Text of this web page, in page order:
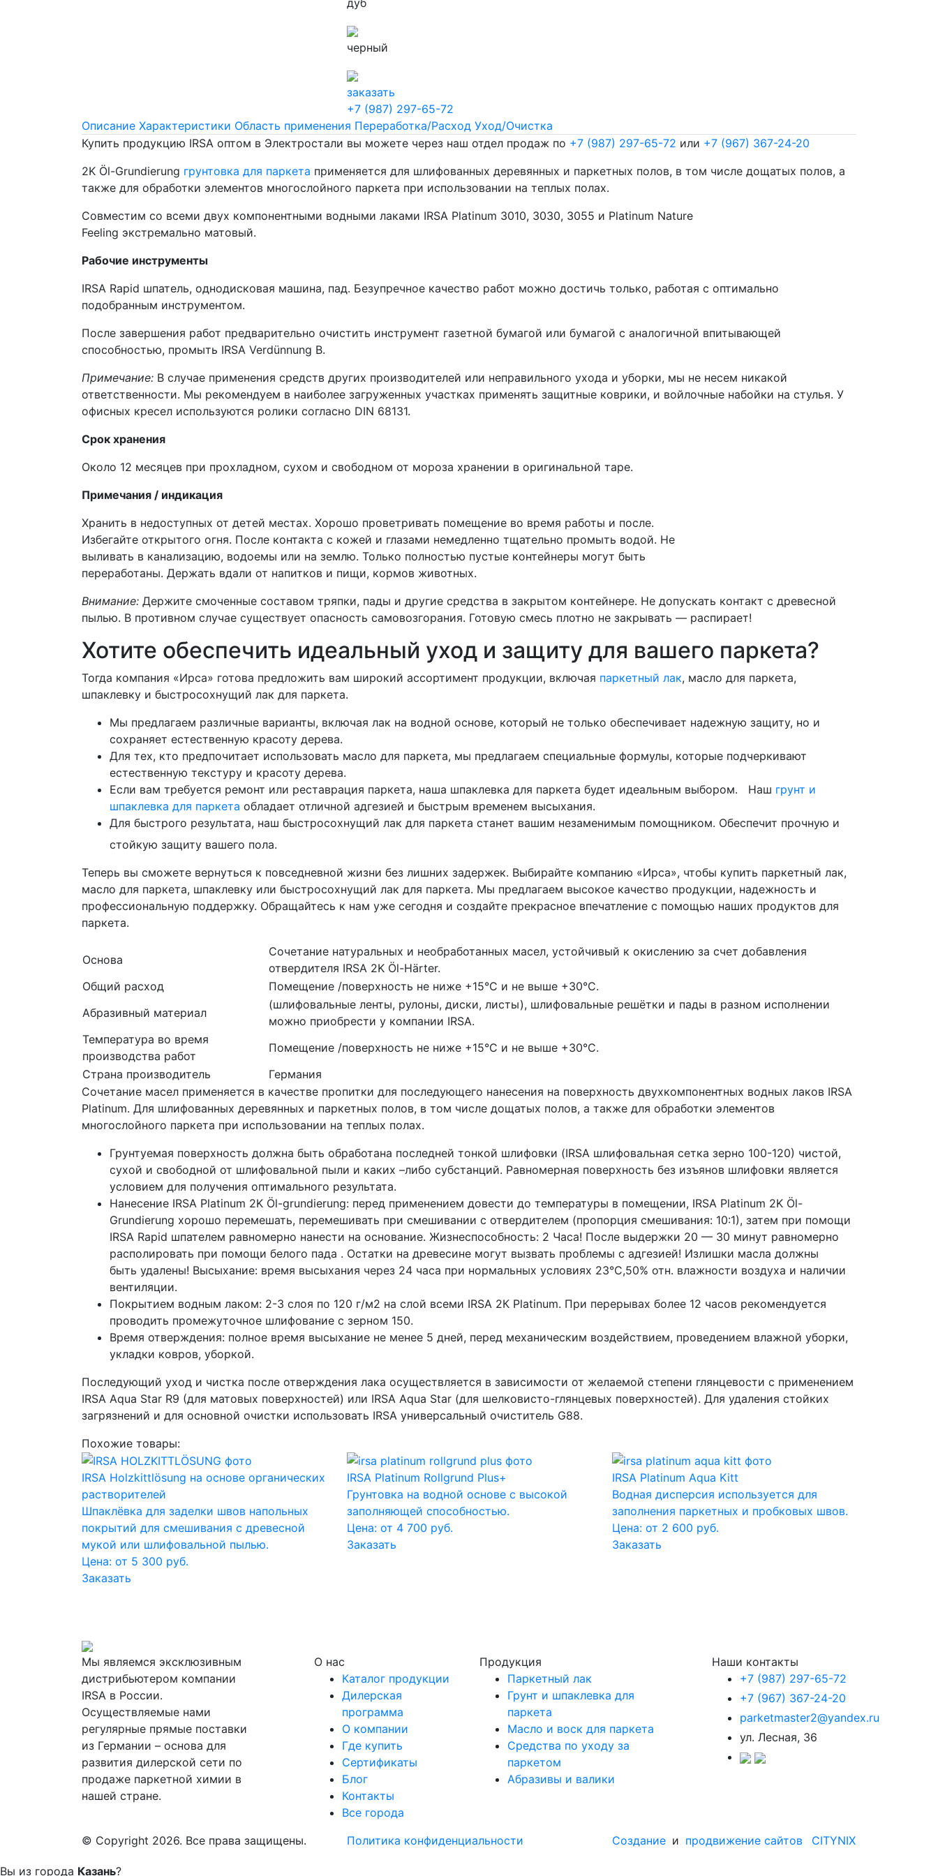
черный
заказать
+7 (987) 297-65-72
Описание Характеристики Область применения Переработка/Расход Уход/Очистка
Купить продукцию IRSA оптом в Электростали вы можете через наш отдел продаж по +7 (987) 297-65-72 или +7 (967) 367-24-20
2K Öl-Grundierung грунтовка для паркета применяется для шлифованных деревянных и паркетных полов, в том числе дощатых полов, а
также для обработки элементов многослойного паркета при использовании на теплых полах.
Совместим со всеми двух компонентными водными лаками IRSA Platinum 3010, 3030, 3055 и Platinum Nature
Feeling экстремально матовый.
Рабочие инструменты
IRSA Rapid шпатель, однодисковая машина, пад. Безупречное качество работ можно достичь только, работая с оптимально
подобранным инструментом.
После завершения работ предварительно очистить инструмент газетной бумагой или бумагой с аналогичной впитывающей
способностью, промыть IRSA Verdünnung B.
Примечание: В случае применения средств других производителей или неправильного ухода и уборки, мы не несем никакой
ответственности. Мы рекомендуем в наиболее загруженных участках применять защитные коврики, и войлочные набойки на стулья. У
офисных кресел используются ролики согласно DIN 68131.
Срок хранения
Около 12 месяцев при прохладном, сухом и свободном от мороза хранении в оригинальной таре.
Примечания / индикация
Хранить в недоступных от детей местах. Хорошо проветривать помещение во время работы и после.
Избегайте открытого огня. После контакта с кожей и глазами немедленно тщательно промыть водой. Не
выливать в канализацию, водоемы или на землю. Только полностью пустые контейнеры могут быть
переработаны. Держать вдали от напитков и пищи, кормов животных.
Внимание: Держите смоченные составом тряпки, пады и другие средства в закрытом контейнере. Не допускать контакт с древесной
пылью. В противном случае существует опасность самовозгорания. Готовую смесь плотно не закрывать — распирает!
Хотите обеспечить идеальный уход и защиту для вашего паркета?
Тогда компания «Ирса» готова предложить вам широкий ассортимент продукции, включая паркетный лак, масло для паркета,
шпаклевку и быстросохнущий лак для паркета.
Мы предлагаем различные варианты, включая лак на водной основе, который не только обеспечивает надежную защиту, но и
сохраняет естественную красоту дерева.
Для тех, кто предпочитает использовать масло для паркета, мы предлагаем специальные формулы, которые подчеркивают
естественную текстуру и красоту дерева.
Если вам требуется ремонт или реставрация паркета, наша шпаклевка для паркета будет идеальным выбором. Наш грунт и
шпаклевка для паркета обладает отличной адгезией и быстрым временем высыхания.
Для быстрого результата, наш быстросохнущий лак для паркета станет вашим незаменимым помощником. Обеспечит прочную и
стойкую защиту вашего пола.
Теперь вы сможете вернуться к повседневной жизни без лишних задержек. Выбирайте компанию «Ирса», чтобы купить паркетный лак,
масло для паркета, шпаклевку или быстросохнущий лак для паркета. Мы предлагаем высокое качество продукции, надежность и
профессиональную поддержку. Обращайтесь к нам уже сегодня и создайте прекрасное впечатление с помощью наших продуктов для
паркета.
Основа
Сочетание натуральных и необработанных масел, устойчивый к окислению за счет добавления
отвердителя IRSA 2K Öl-Härter.
Общий расход
Помещение /поверхность не ниже +15°C и не выше +30°C.
Абразивный материал
(шлифовальные ленты, рулоны, диски, листы), шлифовальные решётки и пады в разном исполнении
можно приобрести у компании IRSA.
Температура во время
производства работ
Помещение /поверхность не ниже +15°C и не выше +30°C.
Страна производитель
Германия
Сочетание масел применяется в качестве пропитки для последующего нанесения на поверхность двухкомпонентных водных лаков IRSA
Platinum. Для шлифованных деревянных и паркетных полов, в том числе дощатых полов, а также для обработки элементов
многослойного паркета при использовании на теплых полах.
Грунтуемая поверхность должна быть обработана последней тонкой шлифовки (IRSA шлифовальная сетка зерно 100-120) чистой,
сухой и свободной от шлифовальной пыли и каких –либо субстанций. Равномерная поверхность без изъянов шлифовки является
условием для получения оптимального результата.
Нанесение IRSA Platinum 2K Öl-grundierung: перед применением довести до температуры в помещении, IRSA Platinum 2K Öl-
Grundierung хорошо перемешать, перемешивать при смешивании с отвердителем (пропорция смешивания: 10:1), затем при помощи
IRSA Rapid шпателем равномерно нанести на основание. Жизнеспособность: 2 Часа! После выдержки 20 — 30 минут равномерно
располировать при помощи белого пада . Остатки на древесине могут вызвать проблемы с адгезией! Излишки масла должны
быть удалены! Высыхание: время высыхания через 24 часа при нормальных условиях 23°C,50% отн. влажности воздуха и наличии
вентиляции.
Покрытием водным лаком: 2-3 слоя по 120 г/м2 на слой всеми IRSA 2К Platinum. При перерывах более 12 часов рекомендуется
проводить промежуточное шлифование с зерном 150.
Время отверждения: полное время высыхание не менее 5 дней, перед механическим воздействием, проведением влажной уборки,
укладки ковров, уборкой.
Последующий уход и чистка после отверждения лака осуществляется в зависимости от желаемой степени глянцевости с применением
IRSA Aqua Star R9 (для матовых поверхностей) или IRSA Aqua Star (для шелковисто-глянцевых поверхностей). Для удаления стойких
загрязнений и для основной очистки использовать IRSA универсальный очиститель G88.
Похожие товары:
IRSA Holzkittlösung на основе органических
растворителей
Шпаклёвка для заделки швов напольных
покрытий для смешивания с древесной
мукой или шлифовальной пылью.
Цена: от 5 300 руб.
Заказать
IRSA Platinum Rollgrund Plus+
Грунтовка на водной основе с высокой
заполняющей способностью.
Цена: от 4 700 руб.
Заказать
IRSA Platinum Aqua Kitt
Водная дисперсия используется для
заполнения паркетных и пробковых швов.
Цена: от 2 600 руб.
Заказать
Мы являемся эксклюзивным
дистрибьютером компании
IRSA в России.
Осуществляемые нами
регулярные прямые поставки
из Германии – основа для
развития дилерской сети по
продаже паркетной химии в
нашей стране.
О нас
Каталог продукции
Дилерская
программа
О компании
Где купить
Сертификаты
Блог
Контакты
Все города
Продукция
Паркетный лак
Грунт и шпаклевка для
паркета
Масло и воск для паркета
Средства по уходу за
паркетом
Абразивы и валики
Наши контакты
+7 (987) 297-65-72
+7 (967) 367-24-20
parketmaster2@yandex.ru
ул. Лесная, 36
© Copyright 2026. Все права защищены. Политика конфиденциальности Создание и продвижение сайтов CITYNIX
Вы из города Казань?